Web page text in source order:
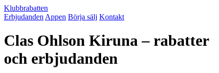
Klubbrabatten
Erbjudanden Appen Börja sälj Kontakt
Clas Ohlson Kiruna – rabatter
och erbjudanden